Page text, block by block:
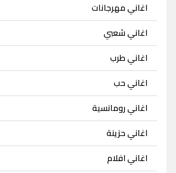
اغاني مهرجانات
اغاني شعبي
اغاني طرب
اغاني حب
اغاني رومانسية
اغاني حزينة
اغاني افلام